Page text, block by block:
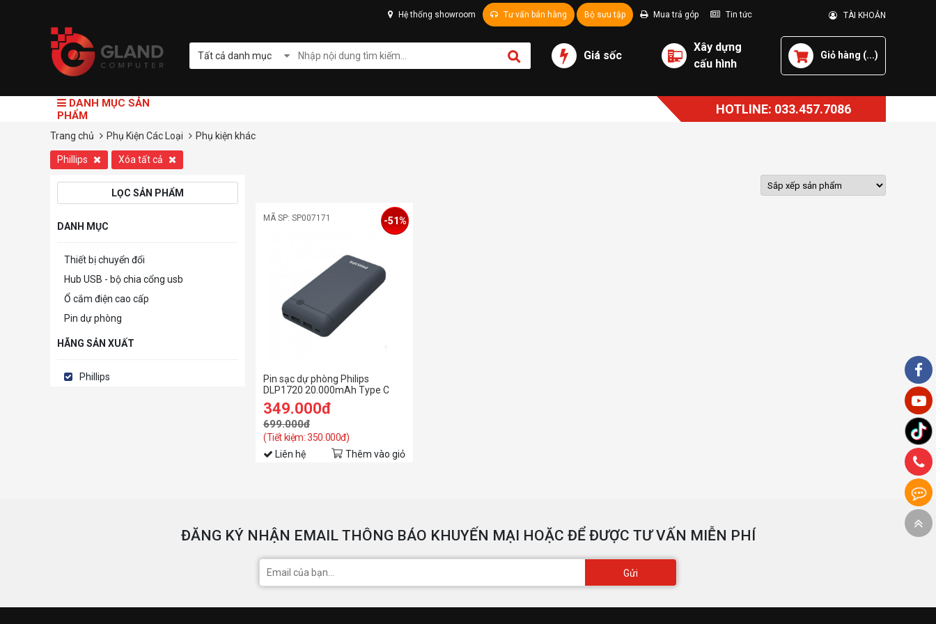
Hệ thống showroom Tư vấn bán hàng Bộ sưu tập Mua trả góp Tin tức TÀI KHOẢN
Tất cả danh mục Giá sốc
Xây dựng
cấu hình
Giỏ hàng (...)
DANH MỤC SẢN
PHẨM
HOTLINE: 033.457.7086
Trang chủ Phụ Kiện Các Loại Phụ kiện khác
Phillips Xóa tất cả
LỌC SẢN PHẨM
DANH MỤC
Thiết bị chuyển đổi
Hub USB - bộ chia cổng usb
Ổ cắm điện cao cấp
Pin dự phòng
HÃNG SẢN XUẤT
Phillips
MÃ SP: SP007171
Pin sạc dự phòng Philips
DLP1720 20.000mAh Type C
349.000đ
699.000đ
(Tiết kiệm: 350.000đ)
-51%
Liên hệ Thêm vào giỏ
ĐĂNG KÝ NHẬN EMAIL THÔNG BÁO KHUYẾN MẠI HOẶC ĐỂ ĐƯỢC TƯ VẤN MIỄN PHÍ
Gửi